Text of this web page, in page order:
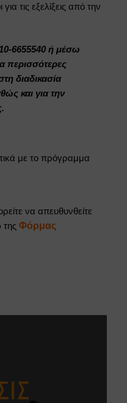
τις εξελίξεις από την
6655540 ή μέσω
περισσότερες
διαδικασία
και για την
με το πρόγραμμα
να απευθυνθείτε
Φόρμας